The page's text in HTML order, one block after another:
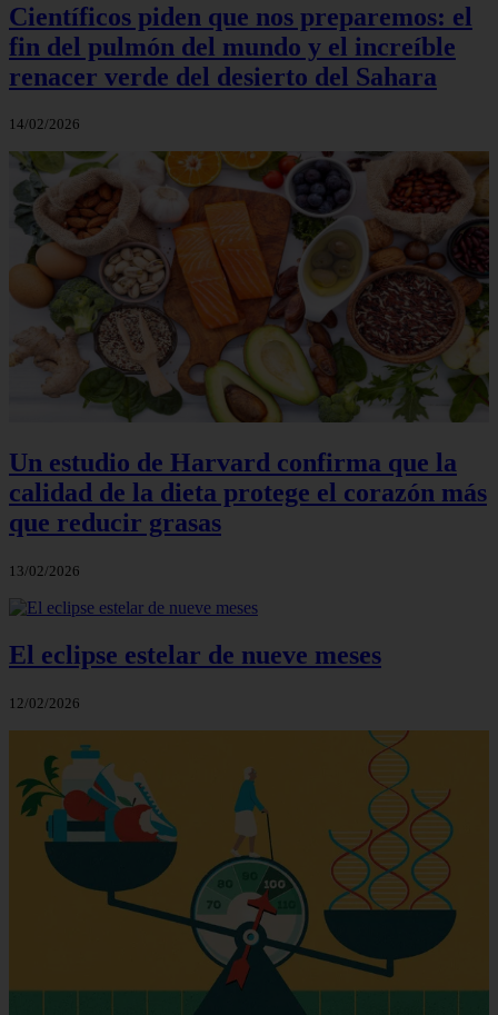
Científicos piden que nos preparemos: el
fin del pulmón del mundo y el increíble
renacer verde del desierto del Sahara
14/02/2026
Un estudio de Harvard confirma que la
calidad de la dieta protege el corazón más
que reducir grasas
13/02/2026
El eclipse estelar de nueve meses
12/02/2026